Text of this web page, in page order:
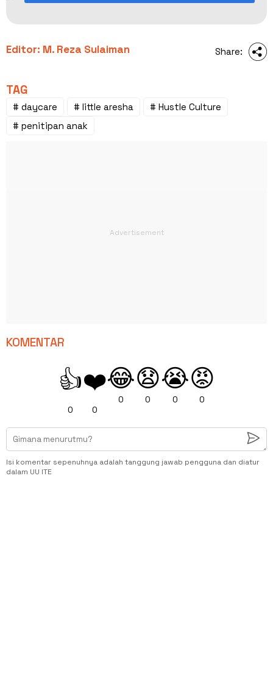
Editor: M. Reza Sulaiman Share:
TAG
# daycare # little aresha
# Hustle Culture
# penitipan anak
KOMENTAR
👍
0
❤️
0
😂
0
😧
0
😭
0
😡
0
Isi komentar sepenuhnya adalah tanggung jawab pengguna dan diatur
dalam UU ITE